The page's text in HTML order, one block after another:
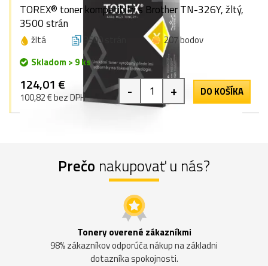
TOREX® toner kompatibilní s Brother TN-326Y, žltý,
3500 strán
žltá 3500 strán
207 bodov
Skladom > 9 ks
124,01 €
100,82 € bez DPH - + DO KOŠÍKA
Prečo nakupovať u nás?
Tonery overené zákazníkmi
98% zákazníkov odporúča nákup na základni
dotazníka spokojnosti.